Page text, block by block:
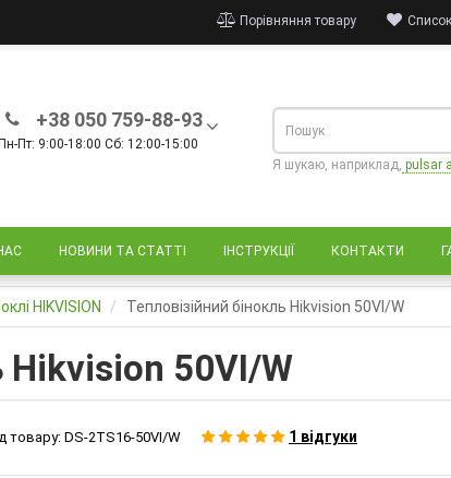
Порівняння товару
+38 050 759-88-93
Пн-Пт: 9:00-18:00 Сб: 12:00-15:00
Я шукаю, наприклад, pulsar
НОВИНИ ТА СТАТТІ ІНСТРУКЦІЇ КОНТАКТИ
HIKVISION Тепловізійний бінокль Hikvision 50VI/W
Hikvision 50VI/W
товару: DS-2TS16-50VI/W 1 відгуки